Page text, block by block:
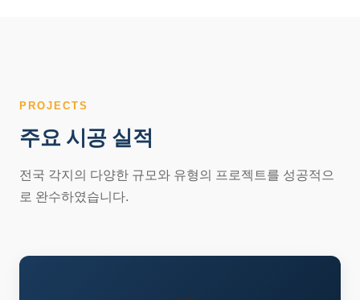
PROJECTS
주요 시공 실적
전국 각지의 다양한 규모와 유형의 프로젝트를 성공적으
로 완수하였습니다.